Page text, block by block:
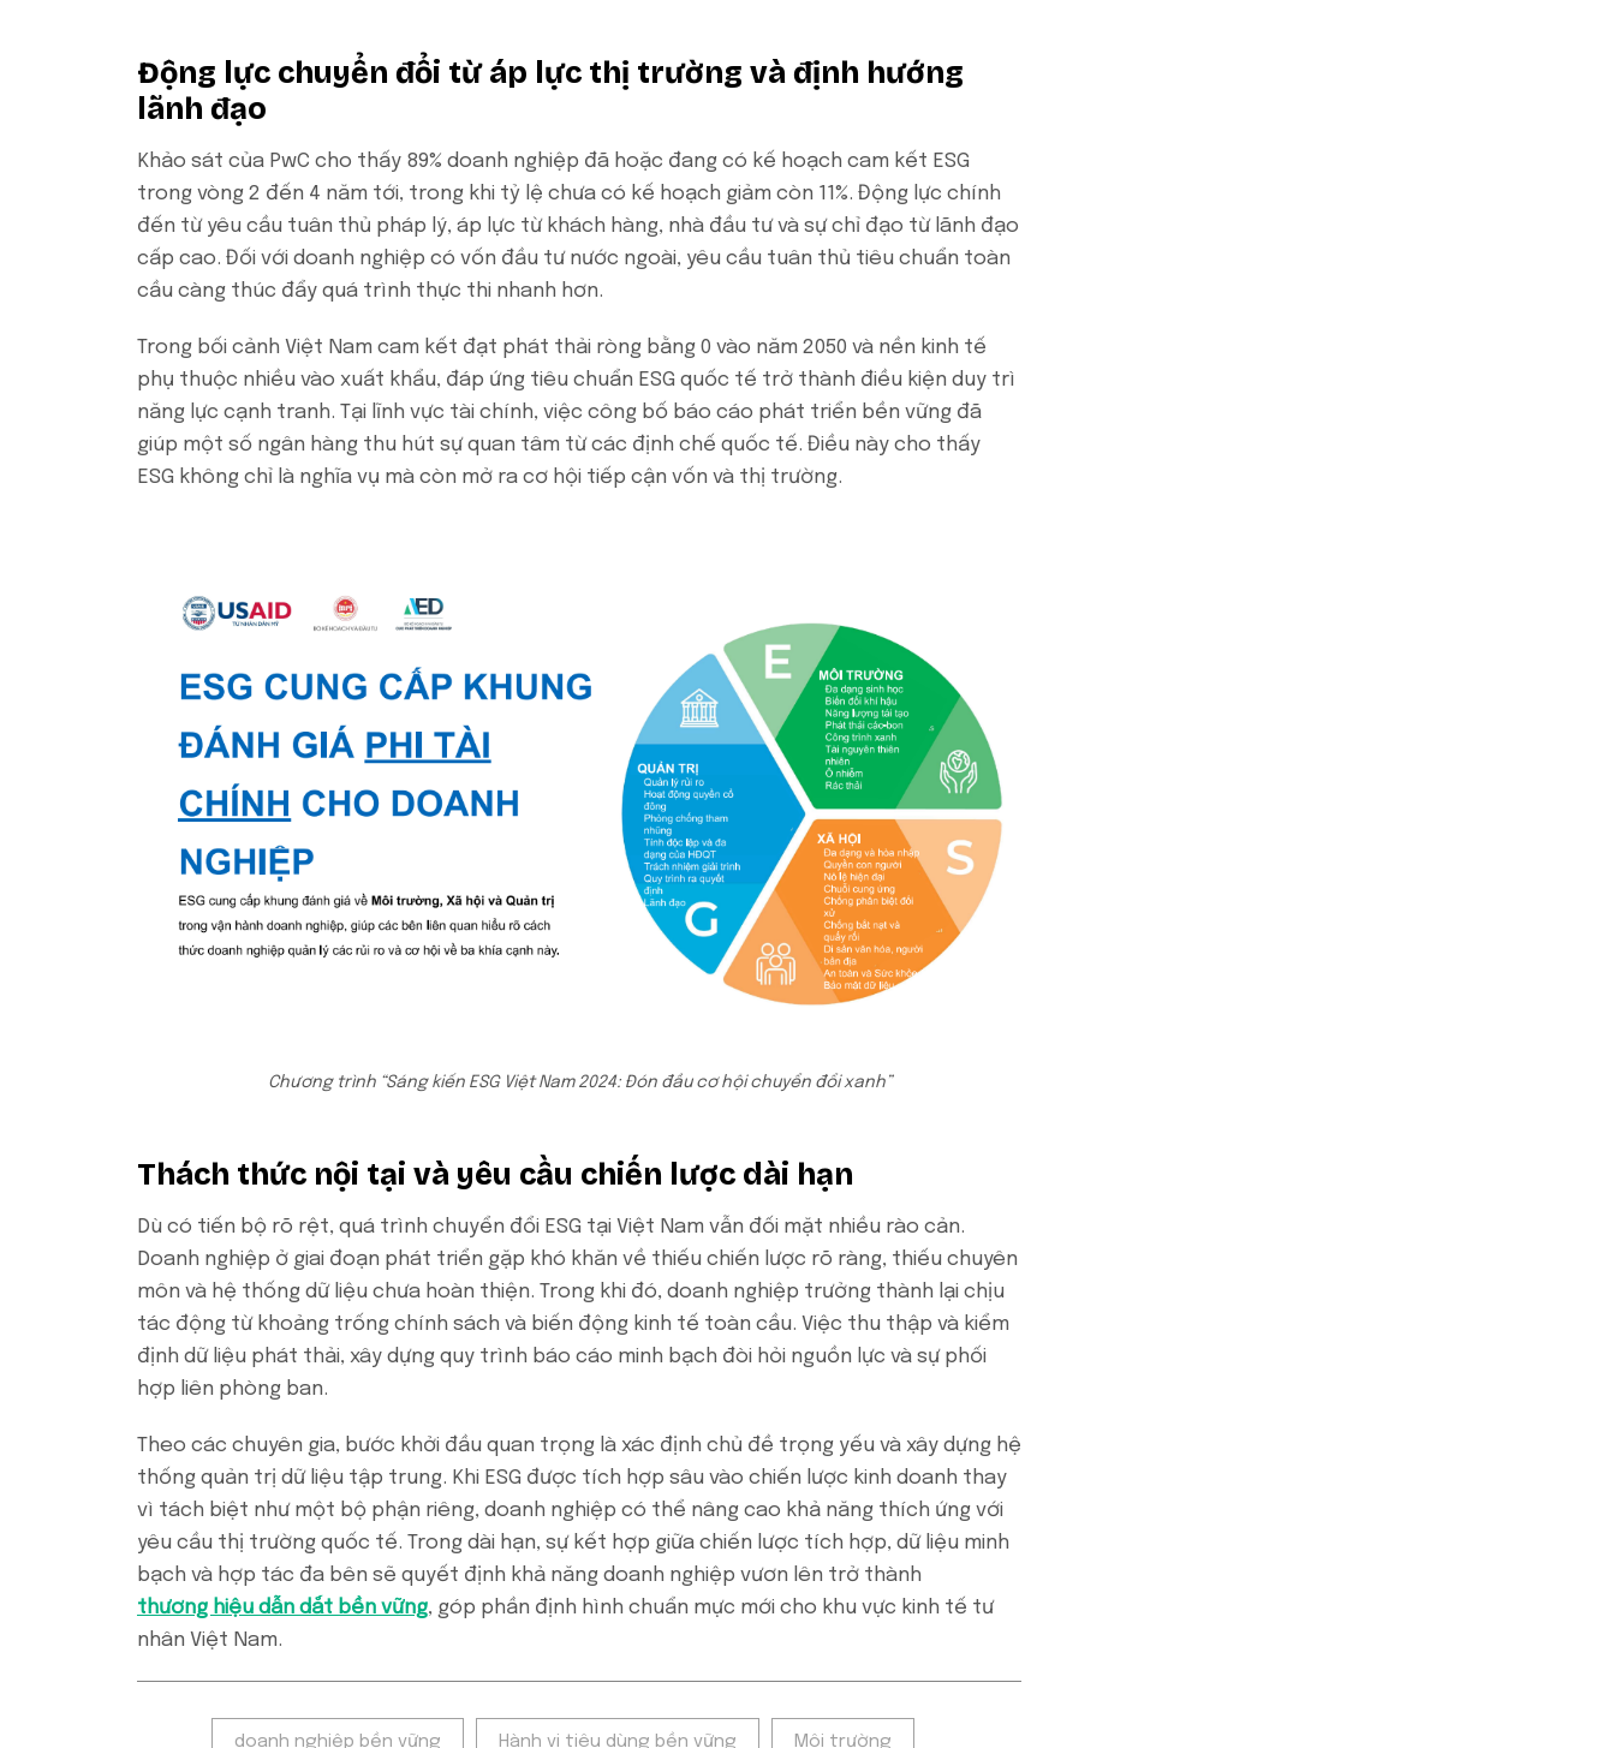
Động lực chuyển đổi từ áp lực thị trường và định hướng
lãnh đạo
Khảo sát của PwC cho thấy 89% doanh nghiệp đã hoặc đang có kế hoạch cam kết ESG
trong vòng 2 đến 4 năm tới, trong khi tỷ lệ chưa có kế hoạch giảm còn 11%. Động lực chính
đến từ yêu cầu tuân thủ pháp lý, áp lực từ khách hàng, nhà đầu tư và sự chỉ đạo từ lãnh đạo
cấp cao. Đối với doanh nghiệp có vốn đầu tư nước ngoài, yêu cầu tuân thủ tiêu chuẩn toàn
cầu càng thúc đẩy quá trình thực thi nhanh hơn.
Trong bối cảnh Việt Nam cam kết đạt phát thải ròng bằng 0 vào năm 2050 và nền kinh tế
phụ thuộc nhiều vào xuất khẩu, đáp ứng tiêu chuẩn ESG quốc tế trở thành điều kiện duy trì
năng lực cạnh tranh. Tại lĩnh vực tài chính, việc công bố báo cáo phát triển bền vững đã
giúp một số ngân hàng thu hút sự quan tâm từ các định chế quốc tế. Điều này cho thấy
ESG không chỉ là nghĩa vụ mà còn mở ra cơ hội tiếp cận vốn và thị trường.
Chương trình “Sáng kiến ESG Việt Nam 2024: Đón đầu cơ hội chuyển đổi xanh”
Thách thức nội tại và yêu cầu chiến lược dài hạn
Dù có tiến bộ rõ rệt, quá trình chuyển đổi ESG tại Việt Nam vẫn đối mặt nhiều rào cản.
Doanh nghiệp ở giai đoạn phát triển gặp khó khăn về thiếu chiến lược rõ ràng, thiếu chuyên
môn và hệ thống dữ liệu chưa hoàn thiện. Trong khi đó, doanh nghiệp trưởng thành lại chịu
tác động từ khoảng trống chính sách và biến động kinh tế toàn cầu. Việc thu thập và kiểm
định dữ liệu phát thải, xây dựng quy trình báo cáo minh bạch đòi hỏi nguồn lực và sự phối
hợp liên phòng ban.
Theo các chuyên gia, bước khởi đầu quan trọng là xác định chủ đề trọng yếu và xây dựng hệ
thống quản trị dữ liệu tập trung. Khi ESG được tích hợp sâu vào chiến lược kinh doanh thay
vì tách biệt như một bộ phận riêng, doanh nghiệp có thể nâng cao khả năng thích ứng với
yêu cầu thị trường quốc tế. Trong dài hạn, sự kết hợp giữa chiến lược tích hợp, dữ liệu minh
bạch và hợp tác đa bên sẽ quyết định khả năng doanh nghiệp vươn lên trở thành
thương hiệu dẫn dắt bền vững, góp phần định hình chuẩn mực mới cho khu vực kinh tế tư
nhân Việt Nam.
doanh nghiệp bền vững Hành vi tiêu dùng bền vững Môi trường